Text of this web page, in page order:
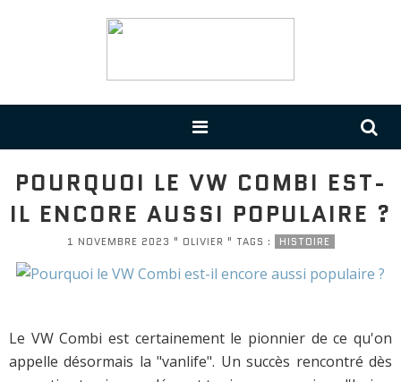
POURQUOI LE VW COMBI EST-
IL ENCORE AUSSI POPULAIRE ?
1 NOVEMBRE 2023 " OLIVIER " TAGS : HISTOIRE
Le VW Combi est certainement le pionnier de ce qu'on
appelle désormais la "vanlife". Un succès rencontré dès